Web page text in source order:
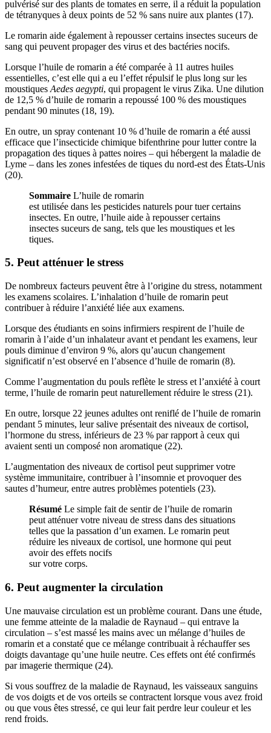
pulvérisé sur des plants de tomates en serre, il a réduit la population
de tétranyques à deux points de 52 % sans nuire aux plantes (17).
Le romarin aide également à repousser certains insectes suceurs de
sang qui peuvent propager des virus et des bactéries nocifs.
Lorsque l’huile de romarin a été comparée à 11 autres huiles
essentielles, c’est elle qui a eu l’effet répulsif le plus long sur les
moustiques Aedes aegypti, qui propagent le virus Zika. Une dilution
de 12,5 % d’huile de romarin a repoussé 100 % des moustiques
pendant 90 minutes (18, 19).
En outre, un spray contenant 10 % d’huile de romarin a été aussi
efficace que l’insecticide chimique bifenthrine pour lutter contre la
propagation des tiques à pattes noires – qui hébergent la maladie de
Lyme – dans les zones infestées de tiques du nord-est des États-Unis
(20).
Sommaire L’huile de romarin
est utilisée dans les pesticides naturels pour tuer certains
insectes. En outre, l’huile aide à repousser certains
insectes suceurs de sang, tels que les moustiques et les
tiques.
5. Peut atténuer le stress
De nombreux facteurs peuvent être à l’origine du stress, notamment
les examens scolaires. L’inhalation d’huile de romarin peut
contribuer à réduire l’anxiété liée aux examens.
Lorsque des étudiants en soins infirmiers respirent de l’huile de
romarin à l’aide d’un inhalateur avant et pendant les examens, leur
pouls diminue d’environ 9 %, alors qu’aucun changement
significatif n’est observé en l’absence d’huile de romarin (8).
Comme l’augmentation du pouls reflète le stress et l’anxiété à court
terme, l’huile de romarin peut naturellement réduire le stress (21).
En outre, lorsque 22 jeunes adultes ont reniflé de l’huile de romarin
pendant 5 minutes, leur salive présentait des niveaux de cortisol,
l’hormone du stress, inférieurs de 23 % par rapport à ceux qui
avaient senti un composé non aromatique (22).
L’augmentation des niveaux de cortisol peut supprimer votre
système immunitaire, contribuer à l’insomnie et provoquer des
sautes d’humeur, entre autres problèmes potentiels (23).
Résumé Le simple fait de sentir de l’huile de romarin
peut atténuer votre niveau de stress dans des situations
telles que la passation d’un examen. Le romarin peut
réduire les niveaux de cortisol, une hormone qui peut
avoir des effets nocifs
sur votre corps.
6. Peut augmenter la circulation
Une mauvaise circulation est un problème courant. Dans une étude,
une femme atteinte de la maladie de Raynaud – qui entrave la
circulation – s’est massé les mains avec un mélange d’huiles de
romarin et a constaté que ce mélange contribuait à réchauffer ses
doigts davantage qu’une huile neutre. Ces effets ont été confirmés
par imagerie thermique (24).
Si vous souffrez de la maladie de Raynaud, les vaisseaux sanguins
de vos doigts et de vos orteils se contractent lorsque vous avez froid
ou que vous êtes stressé, ce qui leur fait perdre leur couleur et les
rend froids.